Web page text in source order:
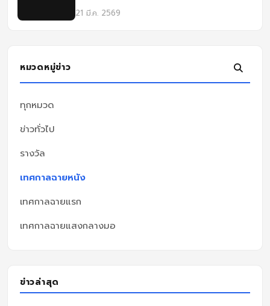
หนัง ครั้งที่ 8
21 มี.ค. 2569
หมวดหมู่ข่าว
ทุกหมวด
ข่าวทั่วไป
รางวัล
เทศกาลฉายหนัง
เทศกาลฉายแรก
เทศกาลฉายแสงกลางมอ
ข่าวล่าสุด